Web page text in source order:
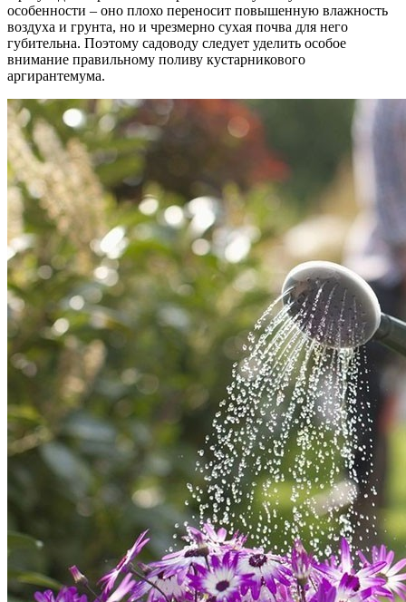
особенности – оно плохо переносит повышенную влажность
воздуха и грунта, но и чрезмерно сухая почва для него
губительна. Поэтому садоводу следует уделить особое
внимание правильному поливу кустарникового
аргирантемума.